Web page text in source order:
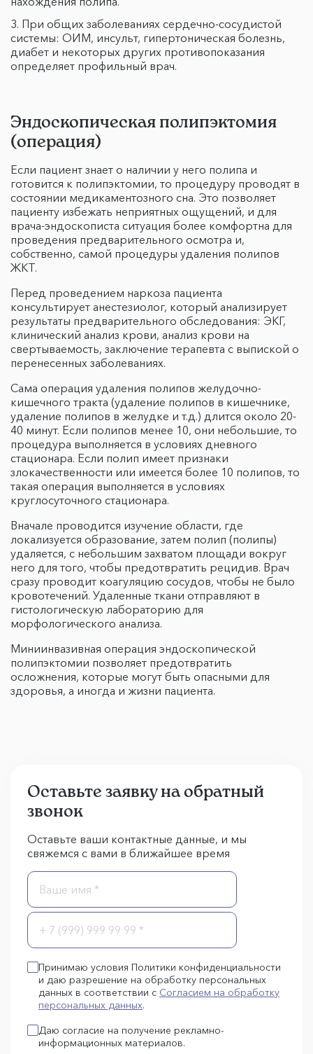
При общих заболеваниях сердечно-сосудистой
системы: ОИМ, инсульт, гипертоническая болезнь,
диабет и некоторых других противопоказания
определяет профильный врач.
Эндоскопическая полипэктомия
(операция)
Если пациент знает о наличии у него полипа и
готовится к полипэктомии, то процедуру проводят в
состоянии медикаментозного сна. Это позволяет
пациенту избежать неприятных ощущений, и для
врача-эндоскописта ситуация более комфортна для
проведения предварительного осмотра и,
собственно, самой процедуры удаления полипов
ЖКТ.
Перед проведением наркоза пациента
консультирует анестезиолог, который анализирует
результаты предварительного обследования: ЭКГ,
клинический анализ крови, анализ крови на
свертываемость, заключение терапевта с выпиской о
перенесенных заболеваниях.
Сама операция удаления полипов желудочно-
кишечного тракта (удаление полипов в кишечнике,
удаление полипов в желудке и т.д.) длится около 20-
40 минут. Если полипов менее 10, они небольшие, то
процедура выполняется в условиях дневного
стационара. Если полип имеет признаки
злокачественности или имеется более 10 полипов, то
такая операция выполняется в условиях
круглосуточного стационара.
Вначале проводится изучение области, где
локализуется образование, затем полип (полипы)
удаляется, с небольшим захватом площади вокруг
него для того, чтобы предотвратить рецидив. Врач
сразу проводит коагуляцию сосудов, чтобы не было
кровотечений. Удаленные ткани отправляют в
гистологическую лабораторию для
морфологического анализа.
Миниинвазивная операция эндоскопической
полипэктомии позволяет предотвратить
осложнения, которые могут быть опасными для
здоровья, а иногда и жизни пациента.
Оставьте заявку на обратный
звонок
Оставьте ваши контактные данные, и мы
свяжемся с вами в ближайшее время
Принимаю условия Политики конфиденциальности
и даю разрешение на обработку персональных
данных в соответствии с Согласием на обработку
персональных данных.
Даю согласие на получение рекламно-
информационных материалов.